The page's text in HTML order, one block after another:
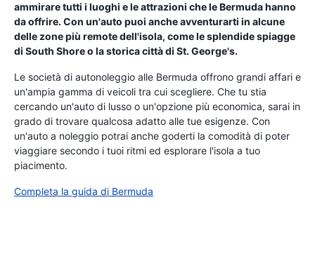
ammirare tutti i luoghi e le attrazioni che le Bermuda hanno
da offrire. Con un'auto puoi anche avventurarti in alcune
delle zone più remote dell'isola, come le splendide spiagge
di South Shore o la storica città di St. George's.
Le società di autonoleggio alle Bermuda offrono grandi affari e
un'ampia gamma di veicoli tra cui scegliere. Che tu stia
cercando un'auto di lusso o un'opzione più economica, sarai in
grado di trovare qualcosa adatto alle tue esigenze. Con
un'auto a noleggio potrai anche goderti la comodità di poter
viaggiare secondo i tuoi ritmi ed esplorare l'isola a tuo
piacimento.
Completa la guida di Bermuda